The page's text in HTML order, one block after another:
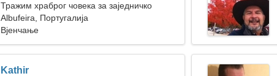
Тражим храброг човека за заједничко
путовање
Albufeira, Португалија
Вјенчање
Kathir